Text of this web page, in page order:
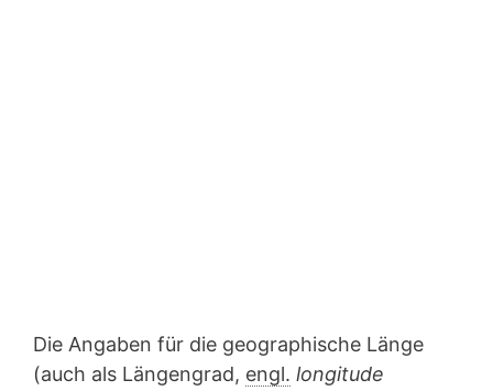
Die Angaben für die geographische Länge
(auch als Längengrad, engl. longitude